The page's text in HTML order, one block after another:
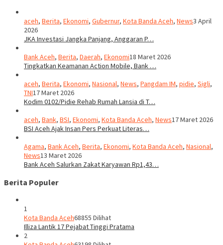
aceh, Berita, Ekonomi, Gubernur, Kota Banda Aceh, News3 April
2026
JKA Investasi Jangka Panjang, Anggaran P…
Bank Aceh, Berita, Daerah, Ekonomi18 Maret 2026
Tingkatkan Keamanan Action Mobile, Bank …
aceh, Berita, Ekonomi, Nasional, News, Pangdam IM, pidie, Sigli,
TNI17 Maret 2026
Kodim 0102/Pidie Rehab Rumah Lansia di T…
aceh, Bank, BSI, Ekonomi, Kota Banda Aceh, News17 Maret 2026
BSI Aceh Ajak Insan Pers Perkuat Literas…
Agama, Bank Aceh, Berita, Ekonomi, Kota Banda Aceh, Nasional,
News13 Maret 2026
Bank Aceh Salurkan Zakat Karyawan Rp1,43…
Berita Populer
1
Kota Banda Aceh68855 Dilihat
Illiza Lantik 17 Pejabat Tinggi Pratama
2